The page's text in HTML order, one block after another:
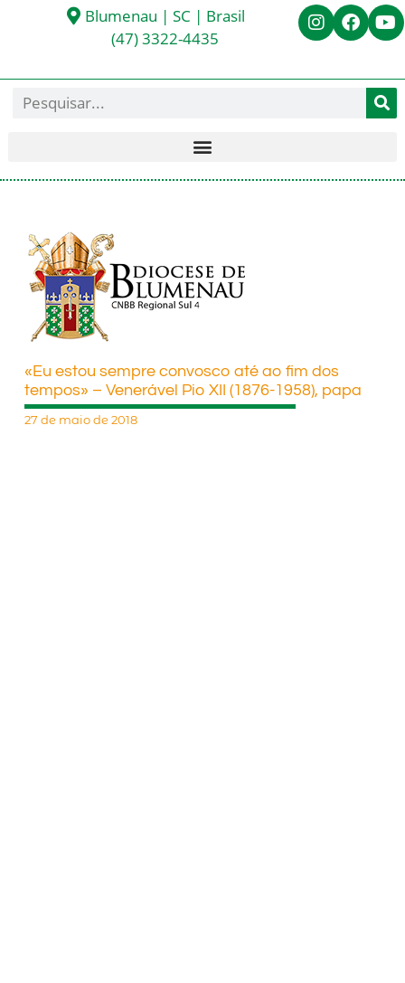
Blumenau | SC | Brasil
(47) 3322-4435
«Eu estou sempre convosco até ao fim dos
tempos» – Venerável Pio XII (1876-1958), papa
27 de maio de 2018